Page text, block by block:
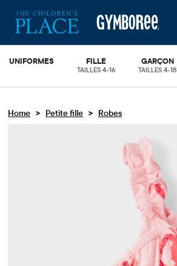
UNIFORMES FILLE
TAILLES 4-16
GARÇON
TAILLES 4-18
Home > Petite fille > Robes